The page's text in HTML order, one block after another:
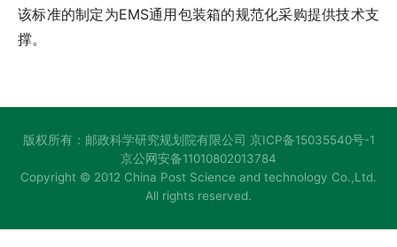
该标准的制定为EMS通用包装箱的规范化采购提供技术支
撑。
版权所有：邮政科学研究规划院有限公司 京ICP备15035540号-1
京公网安备11010802013784
Copyright © 2012 China Post Science and technology Co.,Ltd.
All rights reserved.